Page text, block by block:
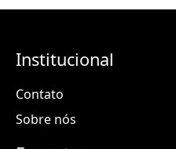
Institucional
Contato
Sobre nós